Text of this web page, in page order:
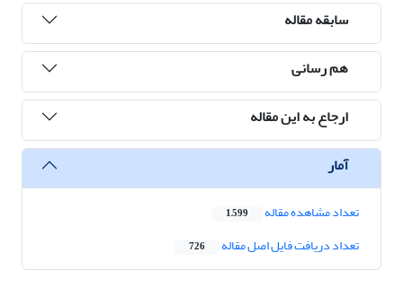
سابقه مقاله
هم رسانی
ارجاع به این مقاله
آمار
تعداد مشاهده مقاله 1,599
تعداد دریافت فایل اصل مقاله 726